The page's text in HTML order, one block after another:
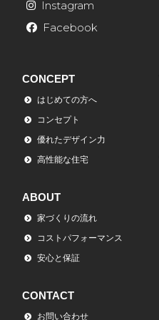
Instagram
Facebook
CONCEPT
はじめての方へ
コンセプト
優れたデザイン力
高性能な住宅
ABOUT
家づくりの流れ
コストパフォーマンス
安心と保証
CONTACT
お問い合わせ